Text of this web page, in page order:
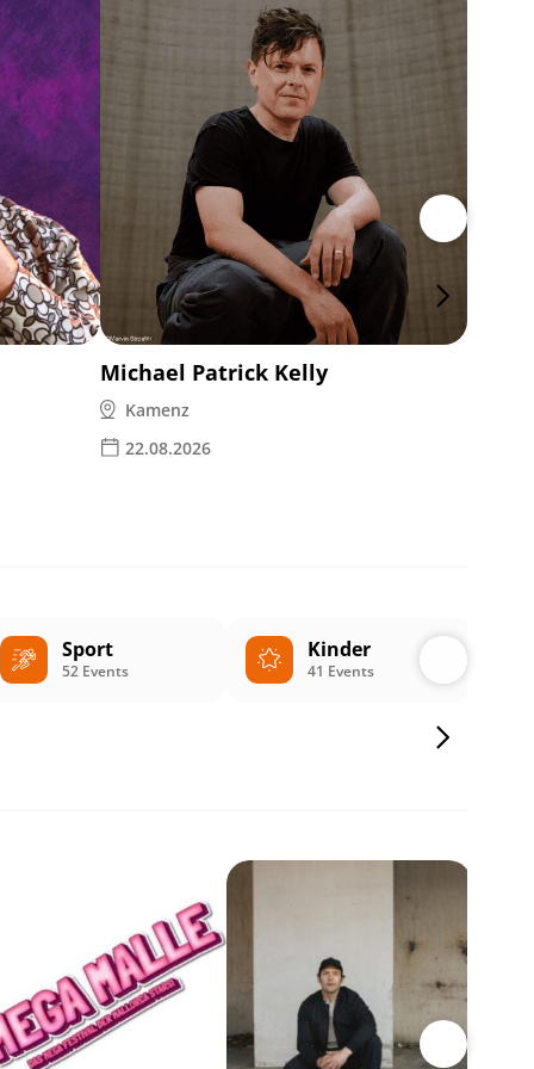
Michael Patrick Kelly
Kamenz
22.08.2026
Sport
52 Events
Kinder
41 Events